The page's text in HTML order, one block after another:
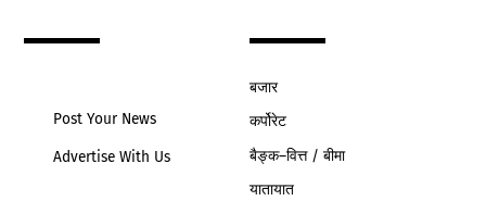
Post Your News
Advertise With Us
बजार
कर्पोरेट
बैङ्क–वित्त / बीमा
यातायात